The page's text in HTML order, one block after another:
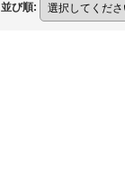
並び順: